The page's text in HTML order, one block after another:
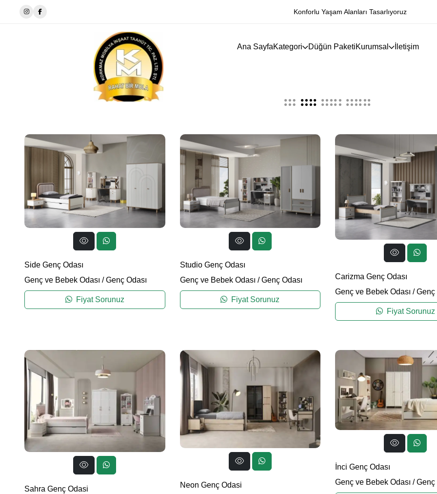
Konforlu Yaşam Alanları Tasarlıyoruz
Ana SayfaKategori Düğün PaketiKurumsal İletişim
Side Genç Odası
Genç ve Bebek Odası /Genç Odası
Fiyat Sorunuz
Studio Genç Odası
Genç ve Bebek Odası /Genç Odası
Fiyat Sorunuz
Carizma Genç Odası
Genç ve Bebek Odası /Genç
Fiyat Sorunuz
Sahra Genç Odasi
Neon Genç Odasi
İnci Genç Odası
Genç ve Bebek Odası /Genç